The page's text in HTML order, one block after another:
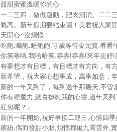
甜甜蜜蜜溫暖你的心
一二三四，做做運動，肥肉消消。二二
氣高。新年假期要結束囉！美君祝大家
天開心~沒煩惱！
吃飽.喝飽.睡飽飽.守歲等待金元寶.看看
你笑嘻嘻.我哈哈笑.恭喜!恭喜!來年更好!
有夢想才有目標，有目標才有方向，有
新希望，祝大家心想事成，萬事如意，
新的一年又到了，每到過年那幾天,不管
你有種魔力,總會撫慰我的心靈,過年又
紅包呢？」
新的一年開始,祝好事接二連三,心情四
繽紛,偶而發點小財,煩惱都拋九霄雲外,